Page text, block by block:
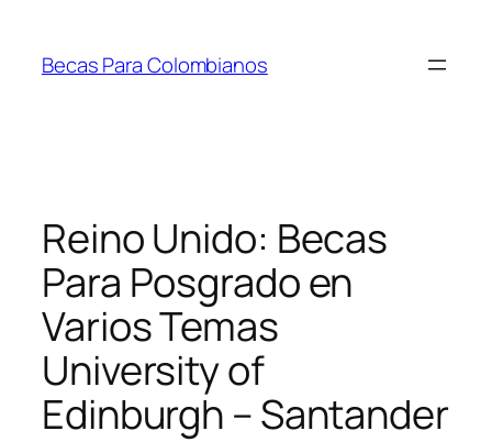
contenido
Becas Para Colombianos
Reino Unido: Becas
Para Posgrado en
Varios Temas
University of
Edinburgh – Santander